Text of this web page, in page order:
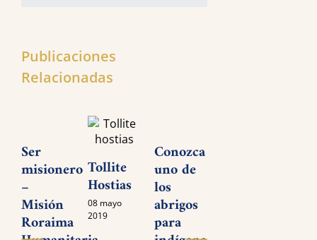
Publicaciones
Relacionadas
Ser
misionero
–
Misión
Roraima
Tollite
Hostias
08 mayo
2019
Conozca
uno de
los
abrigos
para